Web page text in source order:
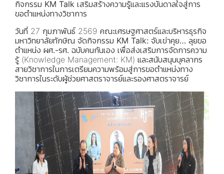
กิจกรรม KM Talk เสริมสร้างความรู้และแรงบันดาลใจสู่การ
ขอตำแหน่งทางวิชาการ
วันที่ 27 กุมภาพันธ์ 2569 คณะเศรษฐศาสตร์และบริหารธุรกิจ
มหาวิทยาลัยทักษิณ จัดกิจกรรม KM Talk: จับเข่าคุย… ลุยขอ
ตำแหน่ง ผศ.-รศ. ฉบับคนกันเอง เพื่อส่งเสริมการจัดการความ
รู้ (Knowledge Management: KM) และสนับสนุนบุคลากร
สายวิชาการในการเตรียมความพร้อมสู่การขอตำแหน่งทาง
วิชาการในระดับผู้ช่วยศาสตราจารย์และรองศาสตราจารย์